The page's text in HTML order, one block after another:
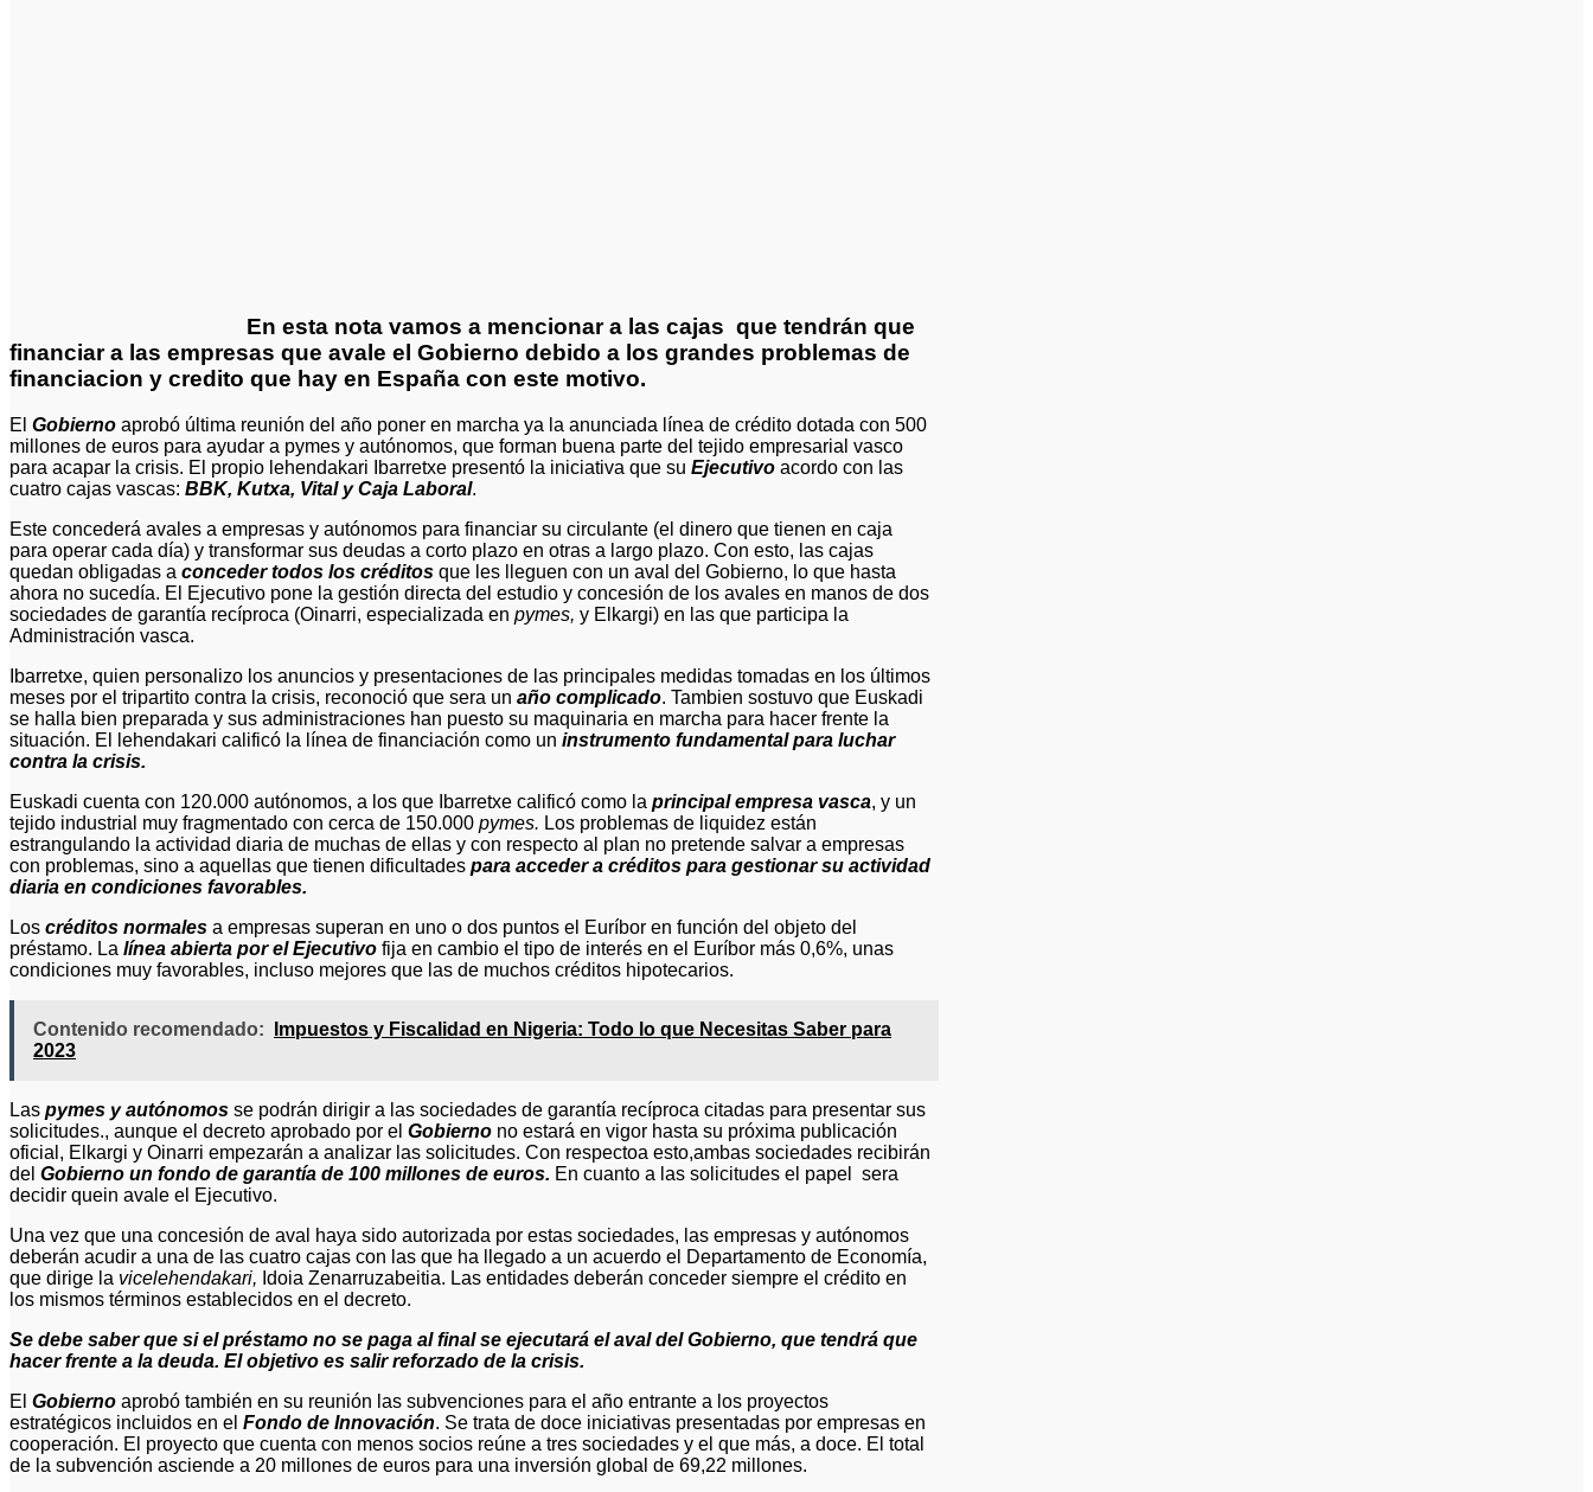
En esta nota vamos a mencionar a las cajas que tendrán que
financiar a las empresas que avale el Gobierno debido a los grandes problemas de
financiacion y credito que hay en España con este motivo.
Gobierno aprobó última reunión del año poner en marcha ya la anunciada línea de crédito dotada con 500
millones de euros para ayudar a pymes y autónomos, que forman buena parte del tejido empresarial vasco
para acapar la crisis. El propio lehendakari Ibarretxe presentó la iniciativa que su Ejecutivo acordo con las
cuatro cajas vascas: BBK, Kutxa, Vital y Caja Laboral.
Este concederá avales a empresas y autónomos para financiar su circulante (el dinero que tienen en caja
para operar cada día) y transformar sus deudas a corto plazo en otras a largo plazo. Con esto, las cajas
quedan obligadas a conceder todos los créditos que les lleguen con un aval del Gobierno, lo que hasta
ahora no sucedía. El Ejecutivo pone la gestión directa del estudio y concesión de los avales en manos de dos
sociedades de garantía recíproca (Oinarri, especializada en pymes, y Elkargi) en las que participa la
Administración vasca.
Ibarretxe, quien personalizo los anuncios y presentaciones de las principales medidas tomadas en los últimos
meses por el tripartito contra la crisis, reconoció que sera un año complicado. Tambien sostuvo que Euskadi
se halla bien preparada y sus administraciones han puesto su maquinaria en marcha para hacer frente la
situación. El lehendakari calificó la línea de financiación como un instrumento fundamental para luchar
contra la crisis.
Euskadi cuenta con 120.000 autónomos, a los que Ibarretxe calificó como la principal empresa vasca, y un
tejido industrial muy fragmentado con cerca de 150.000 pymes. Los problemas de liquidez están
estrangulando la actividad diaria de muchas de ellas y con respecto al plan no pretende salvar a empresas
con problemas, sino a aquellas que tienen dificultades para acceder a créditos para gestionar su actividad
diaria en condiciones favorables.
Los créditos normales a empresas superan en uno o dos puntos el Euríbor en función del objeto del
préstamo. La línea abierta por el Ejecutivo fija en cambio el tipo de interés en el Euríbor más 0,6%, unas
condiciones muy favorables, incluso mejores que las de muchos créditos hipotecarios.
Contenido recomendado:
Impuestos y Fiscalidad en Nigeria: Todo lo que Necesitas Saber para
2023
Las pymes y autónomos se podrán dirigir a las sociedades de garantía recíproca citadas para presentar sus
solicitudes., aunque el decreto aprobado por el Gobierno no estará en vigor hasta su próxima publicación
oficial, Elkargi y Oinarri empezarán a analizar las solicitudes. Con respectoa esto,ambas sociedades recibirán
del Gobierno un fondo de garantía de 100 millones de euros. En cuanto a las solicitudes el papel sera
decidir quein avale el Ejecutivo.
Una vez que una concesión de aval haya sido autorizada por estas sociedades, las empresas y autónomos
deberán acudir a una de las cuatro cajas con las que ha llegado a un acuerdo el Departamento de Economía,
que dirige la vicelehendakari, Idoia Zenarruzabeitia. Las entidades deberán conceder siempre el crédito en
los mismos términos establecidos en el decreto.
Se debe saber que si el préstamo no se paga al final se ejecutará el aval del Gobierno, que tendrá que
hacer frente a la deuda. El objetivo es salir reforzado de la crisis.
El Gobierno aprobó también en su reunión las subvenciones para el año entrante a los proyectos
estratégicos incluidos en el Fondo de Innovación. Se trata de doce iniciativas presentadas por empresas en
cooperación. El proyecto que cuenta con menos socios reúne a tres sociedades y el que más, a doce. El total
de la subvención asciende a 20 millones de euros para una inversión global de 69,22 millones.